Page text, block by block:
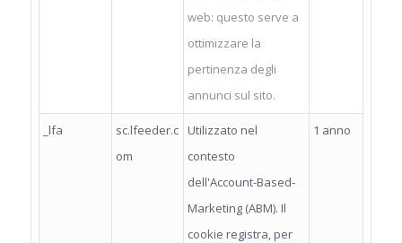
web: questo serve a
ottimizzare la
pertinenza degli
annunci sul sito.
_lfa
sc.lfeeder.c
om
Utilizzato nel
contesto
dell'Account-Based-
Marketing (ABM). Il
cookie registra, per
1 anno